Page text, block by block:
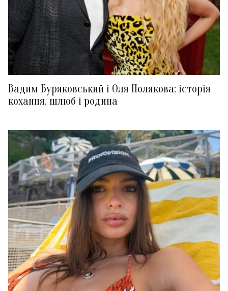
Вадим Буряковський і Оля Полякова: історія
кохання, шлюб і родина